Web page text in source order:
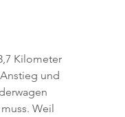
Kilometer
und
Weil